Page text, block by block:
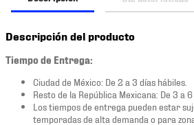
Descripción del producto
Tiempo de Entrega:
Ciudad de México: De 2 a 3 días hábiles.
Resto de la República Mexicana: De 3 a 6
Los tiempos de entrega pueden estar
temporadas de alta demanda o para